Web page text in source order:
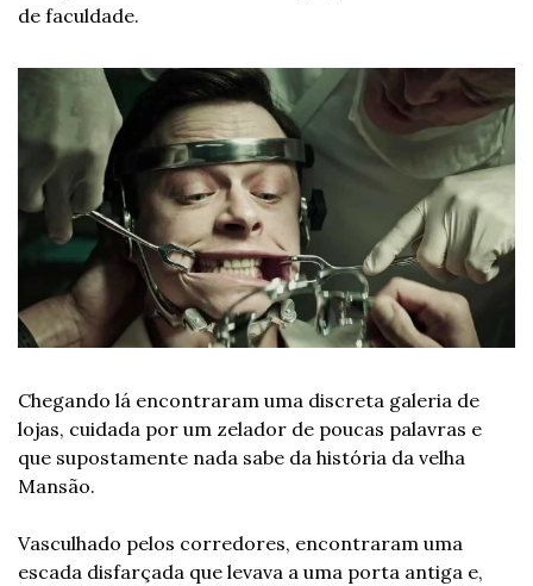
de faculdade.
Chegando lá encontraram uma discreta galeria de
lojas, cuidada por um zelador de poucas palavras e
que supostamente nada sabe da história da velha
Mansão.
Vasculhado pelos corredores, encontraram uma
escada disfarçada que levava a uma porta antiga e,